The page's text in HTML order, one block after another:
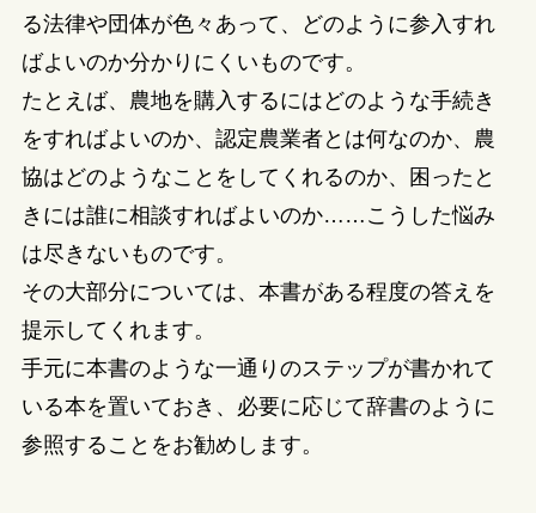
る法律や団体が色々あって、どのように参入すれ
ばよいのか分かりにくいものです。
たとえば、農地を購入するにはどのような手続き
をすればよいのか、認定農業者とは何なのか、農
協はどのようなことをしてくれるのか、困ったと
きには誰に相談すればよいのか……こうした悩み
は尽きないものです。
その大部分については、本書がある程度の答えを
提示してくれます。
手元に本書のような一通りのステップが書かれて
いる本を置いておき、必要に応じて辞書のように
参照することをお勧めします。